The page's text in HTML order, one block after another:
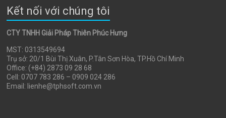
Kết nối với chúng tôi
CTY TNHH Giải Pháp Thiên Phúc Hưng
MST: 0313549694
Trụ sở: 20/1 Bùi Thị Xuân, P.Tân Sơn Hòa, TP.Hồ Chí Minh
Office: (+84) 2873 09 28 68
Cell: 0707 783 286 – 0909 024 286
Email: lienhe@tphsoft.com.vn